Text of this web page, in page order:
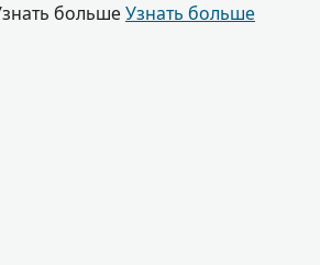
больше Узнать больше